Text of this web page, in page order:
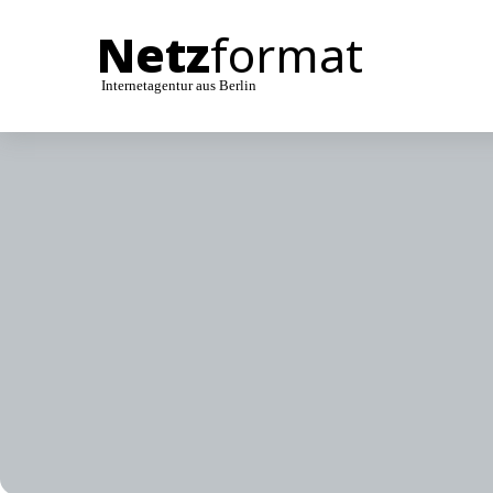
Netzformat
Internetagentur aus Berlin